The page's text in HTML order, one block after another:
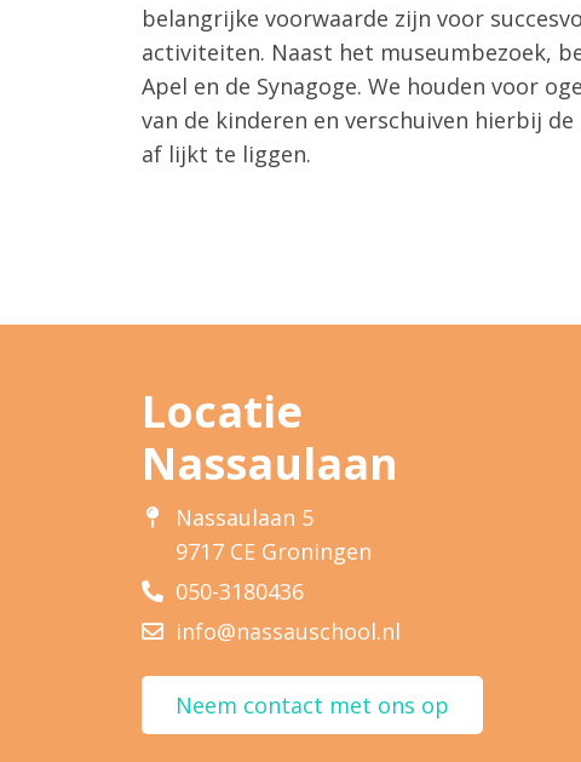
belangrijke voorwaarde zijn voor
activiteiten. Naast het museumbezoek,
Apel en de Synagoge. We houden voor
van de kinderen en verschuiven hierbij
af lijkt te liggen.
Locatie
Nassaulaan
Nassaulaan 5
9717 CE Groningen
050-3180436
info@nassauschool.nl
Neem contact met ons op